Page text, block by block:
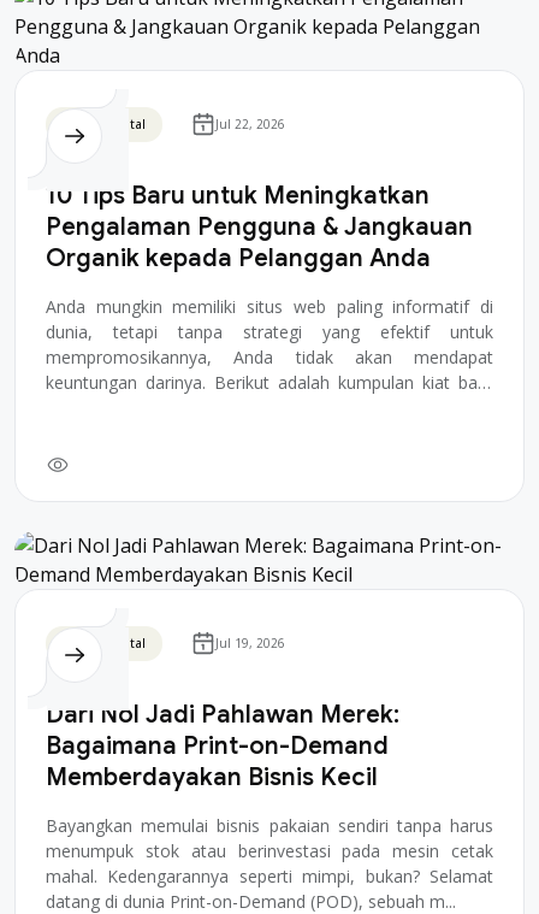
Bisnis Digital Jul 22, 2026
10 Tips Baru untuk Meningkatkan
Pengalaman Pengguna & Jangkauan
Organik kepada Pelanggan Anda
Anda mungkin memiliki situs web paling informatif di
dunia, tetapi tanpa strategi yang efektif untuk
mempromosikannya, Anda tidak akan mendapat
keuntungan darinya. Berikut adalah kumpulan kiat baru
Bisnis Digital Jul 19, 2026
Dari Nol Jadi Pahlawan Merek:
Bagaimana Print-on-Demand
Memberdayakan Bisnis Kecil
Bayangkan memulai bisnis pakaian sendiri tanpa harus
menumpuk stok atau berinvestasi pada mesin cetak
mahal. Kedengarannya seperti mimpi, bukan? Selamat
datang di dunia Print-on-Demand (POD), sebuah m...